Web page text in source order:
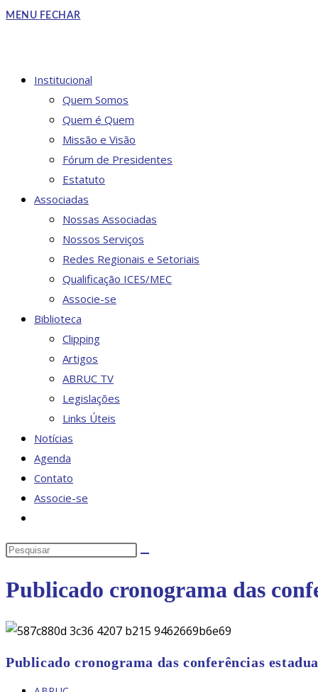
MENU FECHAR
Institucional
Quem Somos
Quem é Quem
Missão e Visão
Fórum de Presidentes
Estatuto
Associadas
Nossas Associadas
Nossos Serviços
Redes Regionais e Setoriais
Qualificação ICES/MEC
Associe-se
Biblioteca
Clipping
Artigos
ABRUC TV
Legislações
Links Úteis
Notícias
Agenda
Contato
Associe-se
do
Pesquisar
site
Publicado cronograma das
Publicado cronograma das conferências